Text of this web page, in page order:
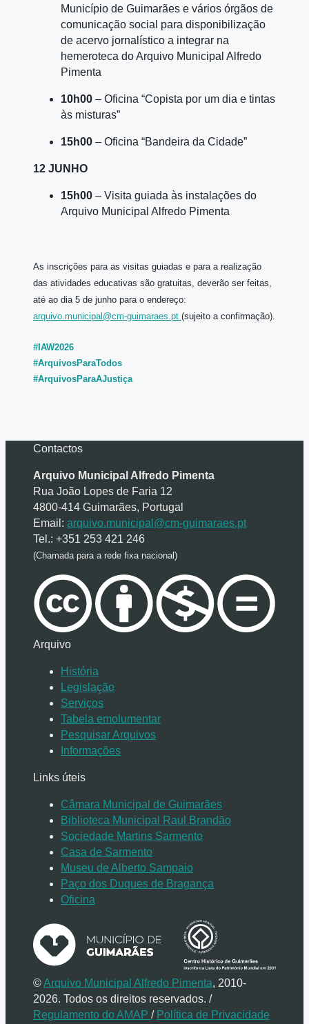
Município de Guimarães e vários órgãos de
comunicação social para disponibilização
de acervo jornalístico a integrar na
hemeroteca do Arquivo Municipal Alfredo
Pimenta
10h00 – Oficina “Copista por um dia e tintas
às misturas”
15h00 – Oficina “Bandeira da Cidade”
12 JUNHO
15h00 – Visita guiada às instalações do
Arquivo Municipal Alfredo Pimenta
As inscrições para as visitas guiadas e para a realização
das atividades educativas são gratuitas, deverão ser feitas,
até ao dia 5 de junho para o endereço:
arquivo.municipal@cm-guimaraes.pt (sujeito a confirmação).
#IAW2026
#ArquivosParaTodos
#ArquivosParaAJustiça
Contactos
Arquivo Municipal Alfredo Pimenta
Rua João Lopes de Faria 12
4800-414 Guimarães, Portugal
Email: arquivo.municipal@cm-guimaraes.pt
Tel.: +351 253 421 246
(Chamada para a rede fixa nacional)
Arquivo
História
Legislação
Serviços
Tabela emolumentar
Pesquisar Arquivos
Informações
Links úteis
Câmara Municipal de Guimarães
Biblioteca Municipal Raul Brandão
Sociedade Martins Sarmento
Casa de Sarmento
Museu de Alberto Sampaio
Paço dos Duques de Bragança
Oficina
©Arquivo Municipal Alfredo Pimenta, 2010-
2026. Todos os direitos reservados. /
Regulamento do AMAP / Política de Privacidade